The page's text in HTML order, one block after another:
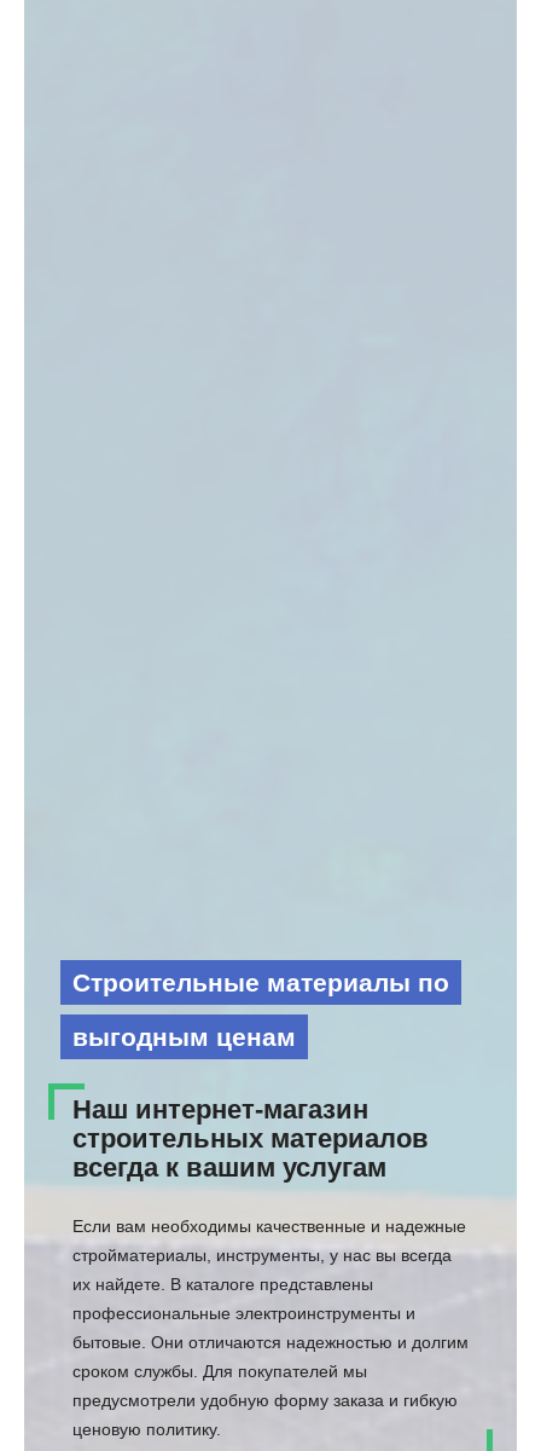
Строительные материалы по
выгодным ценам
Наш интернет-магазин
строительных материалов
всегда к вашим услугам
Если вам необходимы качественные и надежные
стройматериалы, инструменты, у нас вы всегда
их найдете. В каталоге представлены
профессиональные электроинструменты и
бытовые. Они отличаются надежностью и долгим
сроком службы. Для покупателей мы
предусмотрели удобную форму заказа и гибкую
ценовую политику.